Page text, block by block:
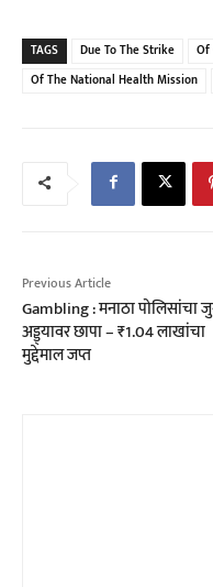
TAGS Due To The Strike
Of
Of The National Health Mission
Previous Article
Gambling : मनाठा पोलिसांचा
अड्ड्यावर छापा – ₹1.04 लाखांचा
मुद्देमाल जप्त